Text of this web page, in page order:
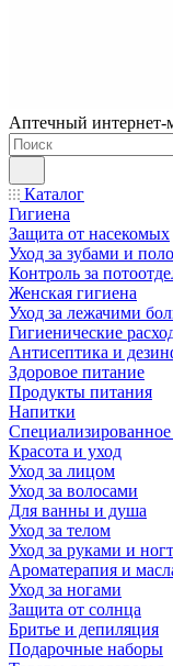
Аптечный интернет-
Каталог
Гигиена
Защита от насекомых
Уход за зубами и
Контроль за
Женская гигиена
Уход за лежачими
Гигиенические
Антисептика и
Здоровое питание
Продукты питания
Напитки
Красота и уход
Уход за лицом
Уход за волосами
Для ванны и душа
Уход за телом
Уход за руками и
Ароматерапия и
Уход за ногами
Защита от солнца
Бритье и депиляция
Подарочные наборы